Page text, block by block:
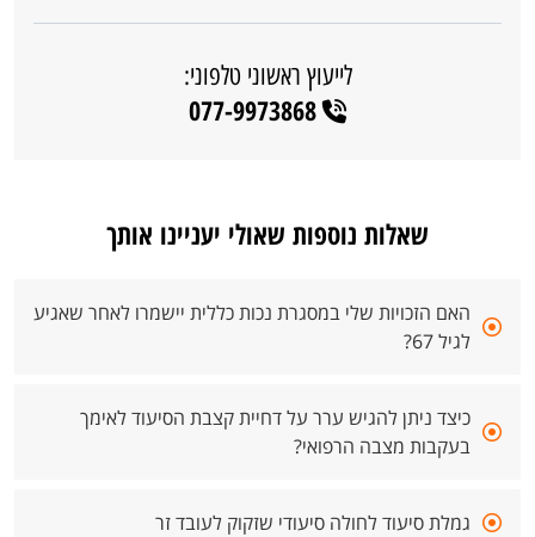
לייעוץ ראשוני טלפוני:
077-9973868
שאלות נוספות שאולי יעניינו אותך
האם הזכויות שלי במסגרת נכות כללית יישמרו לאחר שאגיע
לגיל 67?
כיצד ניתן להגיש ערר על דחיית קצבת הסיעוד לאימך
בעקבות מצבה הרפואי?
גמלת סיעוד לחולה סיעודי שזקוק לעובד זר